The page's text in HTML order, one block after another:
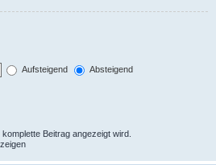
Aufsteigend
Absteigend
Beitrag angezeigt wird.